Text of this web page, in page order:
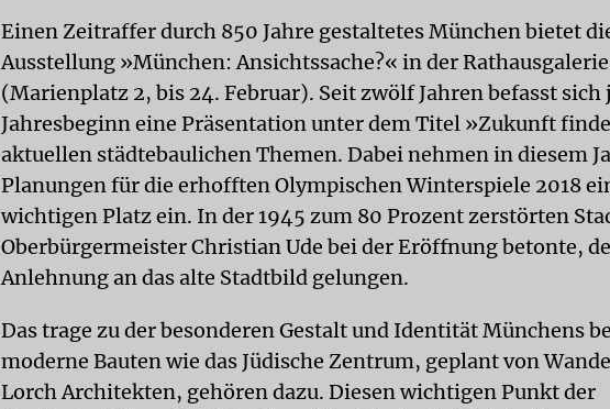
Einen Zeitraffer durch 850 Jahre gestaltetes München bietet
Ausstellung »München: Ansichtssache?« in der Rathausgalerie
(Marienplatz 2, bis 24. Februar). Seit zwölf Jahren befasst sich
Jahresbeginn eine Präsentation unter dem Titel »Zukunft
aktuellen städtebaulichen Themen. Dabei nehmen in diesem
Planungen für die erhofften Olympischen Winterspiele 2018
wichtigen Platz ein. In der 1945 zum 80 Prozent zerstörten
Oberbürgermeister Christian Ude bei der Eröffnung betonte,
Anlehnung an das alte Stadtbild gelungen.
Das trage zu der besonderen Gestalt und Identität Münchens
moderne Bauten wie das Jüdische Zentrum, geplant von
Lorch Architekten, gehören dazu. Diesen wichtigen Punkt der